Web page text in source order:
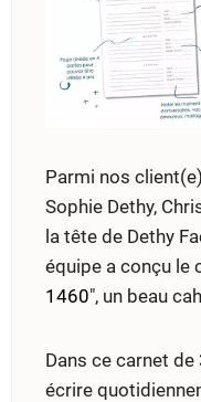
Parmi nos
Sophie Dethy,
la tête de Dethy
équipe a conçu le
1460", un beau
Dans ce carnet
écrire